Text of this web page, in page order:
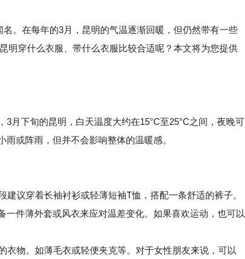
名。在每年的3月，昆明的气温逐渐回暖，但仍然带有一些
明穿什么衣服、带什么衣服比较合适呢？本文将为您提供
月下旬的昆明，白天温度大约在15°C至25°C之间，夜晚可
或阵雨，但并不会影响整体的温暖感。
议穿着长袖衬衫或轻薄短袖T恤，搭配一条舒适的裤子。
件薄外套或风衣来应对温差变化。如果喜欢运动，也可以
物。如薄毛衣或轻便夹克等。对于女性朋友来说，可以